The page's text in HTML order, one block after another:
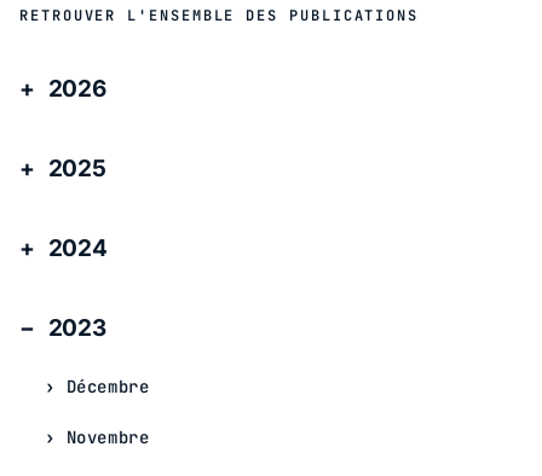
RETROUVER L'ENSEMBLE DES PUBLICATIONS
2026
2025
2024
2023
Décembre
Novembre